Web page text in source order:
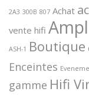
2A3 300B 807 Achat
vente hifi
ASH-1 Boutique
Enceintes
gamme Hifi